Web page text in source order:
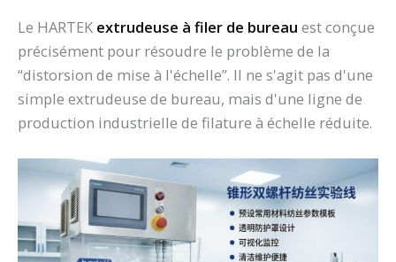
Le HARTEK extrudeuse à filer de bureau est conçue
précisément pour résoudre le problème de la
“distorsion de mise à l'échelle”. Il ne s'agit pas d'une
simple extrudeuse de bureau, mais d'une ligne de
production industrielle de filature à échelle réduite.